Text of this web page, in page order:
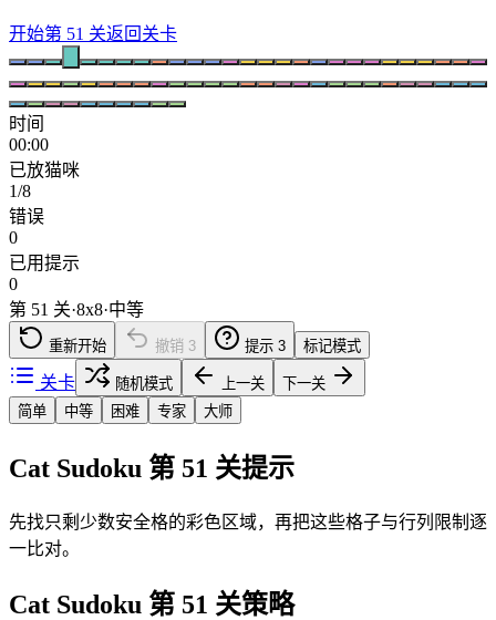
开始第 51 关返回关卡
时间
00:00
已放猫咪
1/8
错误
0
已用提示
0
第 51 关·8x8·中等
重新开始 撤销 3 提示 3 标记模式
关卡 随机模式 上一关
下一关
简单
中等 困难 专家 大师
Cat Sudoku 第 51 关提示
先找只剩少数安全格的彩色区域，再把这些格子与行列限制逐
一比对。
Cat Sudoku 第 51 关策略